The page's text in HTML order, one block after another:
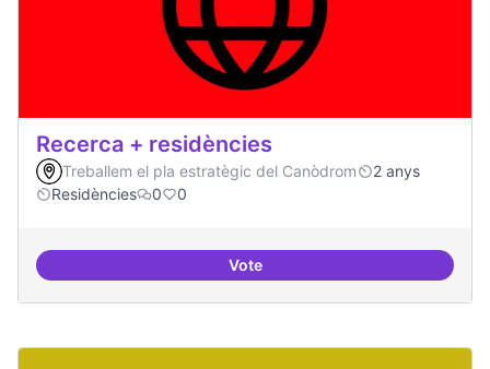
Recerca + residències
Treballem el pla estratègic del Canòdrom
2 anys
Residències
0 0
VoteRecerca + residències